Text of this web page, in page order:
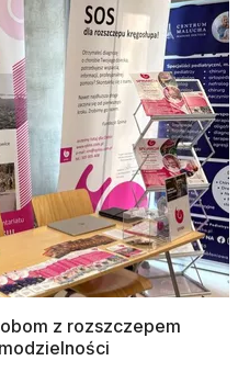
z rozszczepem